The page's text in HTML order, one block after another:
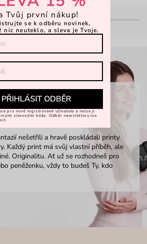
nešetřili a hravě poskládali printy
Každý print má svůj vlastní příběh, ale
Originalitu. Ať už se rozhodneš pro
peněženku, vždy to budeš Ty, kdo
Tvůj první nákup!
se k odběru novinek,
nic neuteklo, a sleva je Tvoje.
PŘIHLÁSIT ODBĚR
pro nově registrované uživatele a nelze ji
slevovými kódy. Odběr newsletteru lze